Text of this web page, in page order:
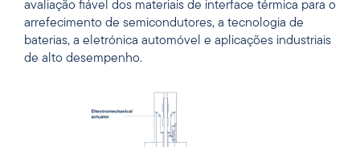
avaliação fiável dos materiais de interface térmica para o
arrefecimento de semicondutores, a tecnologia de
baterias, a eletrónica automóvel e aplicações industriais
de alto desempenho.